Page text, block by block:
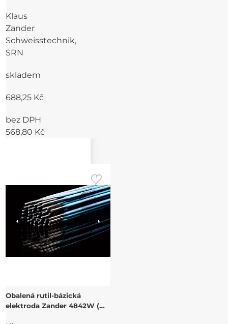
svařitelných ocelí
Klaus
Zander
Schweisstechnik,
SRN
skladem
688,25 Kč
bez DPH
568,80 Kč
Obalená rutil-bázická
elektroda Zander 4842W (